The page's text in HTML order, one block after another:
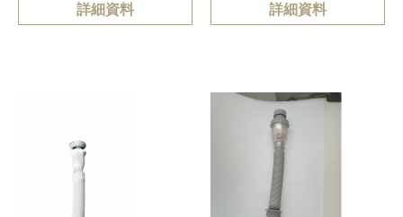
詳細資料 詳細資料